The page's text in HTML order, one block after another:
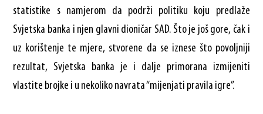
statistike s namjerom da podrži politiku koju predlaže
Svjetska banka i njen glavni dioničar SAD. Što je još gore, čak i
uz korištenje te mjere, stvorene da se iznese što povoljniji
rezultat, Svjetska banka je i dalje primorana izmijeniti
vlastite brojke i u nekoliko navrata “mijenjati pravila igre”.